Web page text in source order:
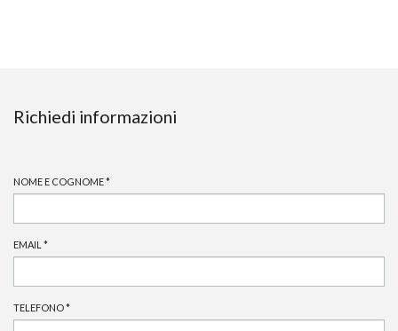
Richiedi informazioni
NOME E COGNOME*
EMAIL *
TELEFONO*